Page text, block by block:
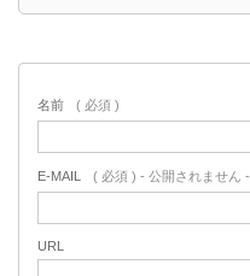
名前 ( 必須 )
E-MAIL ( 必須 ) - 公開されません -
URL